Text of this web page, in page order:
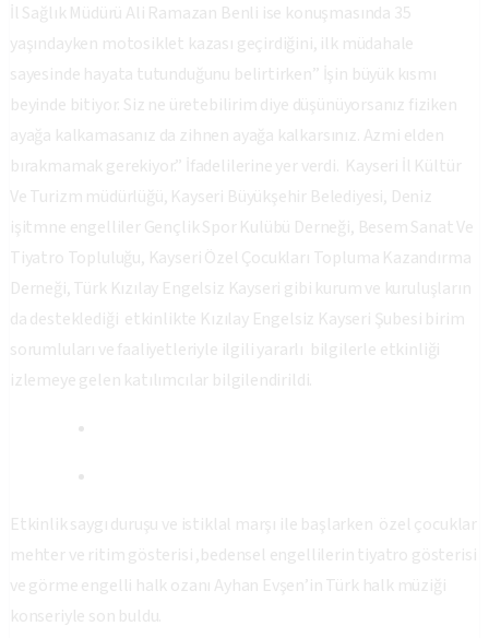
İl Sağlık Müdürü Ali Ramazan Benli ise konuşmasında 35
yaşındayken motosiklet kazası geçirdiğini, ilk müdahale
sayesinde hayata tutunduğunu belirtirken” İşin büyük kısmı
beyinde bitiyor. Siz ne üretebilirim diye düşünüyorsanız fiziken
ayağa kalkamasanız da zihnen ayağa kalkarsınız. Azmi elden
bırakmamak gerekiyor.” İfadelilerine yer verdi. Kayseri İl Kültür
Ve Turizm müdürlüğü, Kayseri Büyükşehir Belediyesi, Deniz
işitmne engelliler Gençlik Spor Kulübü Derneği, Besem Sanat Ve
Tiyatro Topluluğu, Kayseri Özel Çocukları Topluma Kazandırma
Derneği, Türk Kızılay Engelsiz Kayseri gibi kurum ve kuruluşların
da desteklediği etkinlikte Kızılay Engelsiz Kayseri Şubesi birim
sorumluları ve faaliyetleriyle ilgili yararlı bilgilerle etkinliği
izlemeye gelen katılımcılar bilgilendirildi.
Etkinlik saygı duruşu ve istiklal marşı ile başlarken özel çocuklar
mehter ve ritim gösterisi ,bedensel engellilerin tiyatro gösterisi
ve görme engelli halk ozanı Ayhan Evşen’in Türk halk müziği
konseriyle son buldu.